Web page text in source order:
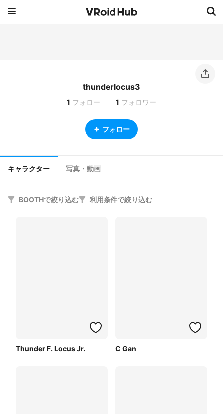
thunderlocus3
1 フォロー 1 フォロワー
フォロー
キャラクター 写真・動画
BOOTHで絞り込む 利用条件で絞り込む
Thunder F. Locus Jr. C Gan